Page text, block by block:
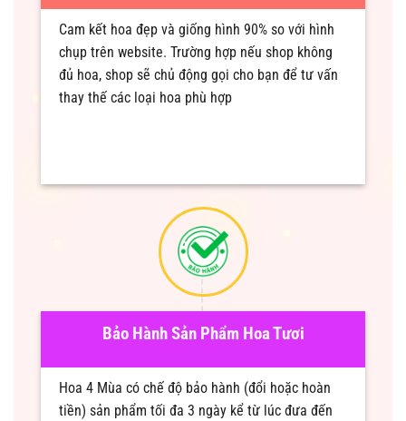
Cam kết hoa đẹp và giống hình 90% so với hình
chụp trên website. Trường hợp nếu shop không
đủ hoa, shop sẽ chủ động gọi cho bạn để tư vấn
thay thế các loại hoa phù hợp
Bảo Hành Sản Phẩm Hoa Tươi
Hoa 4 Mùa có chế độ bảo hành (đổi hoặc hoàn
tiền) sản phẩm tối đa 3 ngày kể từ lúc đưa đến